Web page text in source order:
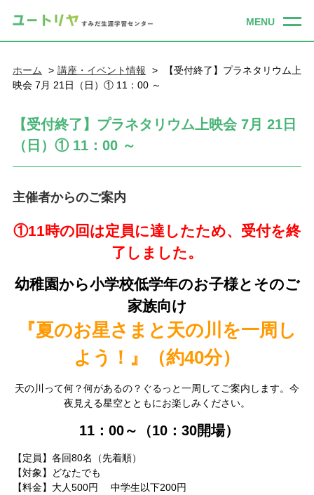
ホーム 講座・イベント情報
【受付終了】プラネタリウム上
映会 7月 21日（日）① 11：00 ～
【受付終了】プラネタリウム上映会 7月 21日
（日）① 11：00 ～
主催者からのご案内
①11時の回は定員に達したため、受付を終
了しました。
幼稚園から小学校低学年のお子様とそのご
家族向け
『夏のお星さまと天の川を一周し
よう！ 』（約40分）
天の川って何？何があるの？ぐるっと一周してご案内します。今
夜見える星空とともにお楽しみください。
11：00～（10：30開場）
【定員】各回80名（先着順）
【対象】どなたでも
【料金】大人500円 中学生以下200円